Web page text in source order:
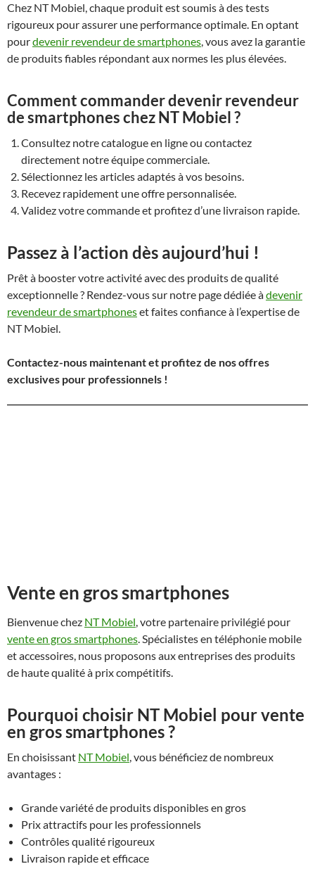
Chez NT Mobiel, chaque produit est soumis à des tests
rigoureux pour assurer une performance optimale. En optant
pourdevenir revendeur de smartphones, vous avez la garantie
de produits fiables répondant aux normes les plus élevées.
Comment commander devenir revendeur
de smartphones chez NT Mobiel ?
Consultez notre catalogue en ligne ou contactez
directement notre équipe commerciale.
Sélectionnez les articles adaptés à vos besoins.
Recevez rapidement une offre personnalisée.
Validez votre commande et profitez d’une livraison rapide.
Passez à l’action dès aujourd’hui !
Prêt à booster votre activité avec des produits de qualité
exceptionnelle ? Rendez-vous sur notre page dédiée àdevenir
revendeur de smartphoneset faites confiance à l’expertise de
NT Mobiel.
Contactez-nous maintenant et profitez de nos offres
exclusives pour professionnels !
Vente en gros smartphones
Bienvenue chez NT Mobiel, votre partenaire privilégié pour
vente en gros smartphones. Spécialistes en téléphonie mobile
et accessoires, nous proposons aux entreprises des produits
de haute qualité à prix compétitifs.
Pourquoi choisir NT Mobiel pour vente
en gros smartphones ?
En choisissant NT Mobiel, vous bénéficiez de nombreux
avantages :
Grande variété de produits disponibles en gros
Prix attractifs pour les professionnels
Contrôles qualité rigoureux
Livraison rapide et efficace